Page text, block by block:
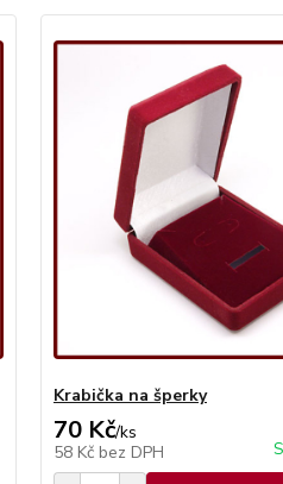
Krabička na šperky
70 Kč/ks
58 Kč bez DPH